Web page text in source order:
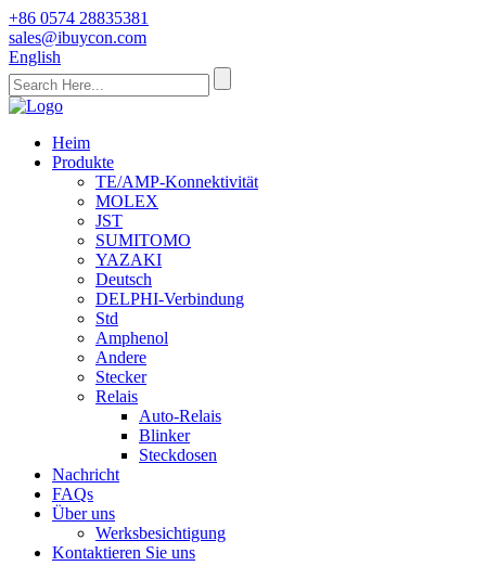
+86 0574 28835381
sales@ibuycon.com
English
Heim
Produkte
TE/AMP-Konnektivität
MOLEX
JST
SUMITOMO
YAZAKI
Deutsch
DELPHI-Verbindung
Std
Amphenol
Andere
Stecker
Relais
Auto-Relais
Blinker
Steckdosen
Nachricht
FAQs
Über uns
Werksbesichtigung
Kontaktieren Sie uns